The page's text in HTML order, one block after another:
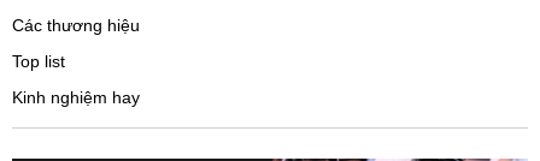
Các thương hiệu
Top list
Kinh nghiệm hay